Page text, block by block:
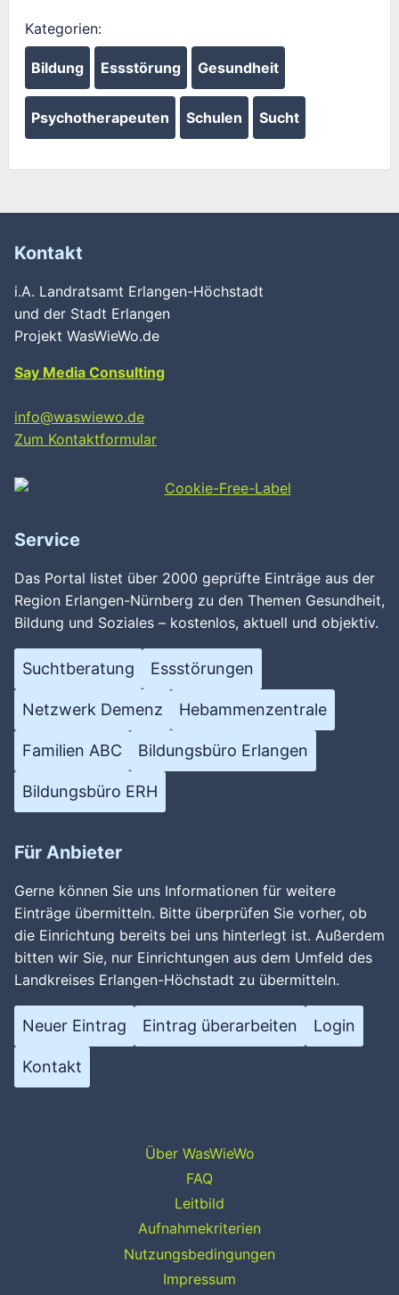
Kategorien:
Bildung Essstörung Gesundheit
Psychotherapeuten Schulen Sucht
Kontakt
i.A. Landratsamt Erlangen-Höchstadt
und der Stadt Erlangen
Projekt WasWieWo.de
Say Media Consulting
info@waswiewo.de
Zum Kontaktformular
Service
Das Portal listet über 2000 geprüfte Einträge aus der
Region Erlangen-Nürnberg zu den Themen Gesundheit,
Bildung und Soziales – kostenlos, aktuell und objektiv.
Suchtberatung Essstörungen
Netzwerk Demenz Hebammenzentrale
Familien ABC Bildungsbüro Erlangen
Bildungsbüro ERH
Für Anbieter
Gerne können Sie uns Informationen für weitere
Einträge übermitteln. Bitte überprüfen Sie vorher, ob
die Einrichtung bereits bei uns hinterlegt ist. Außerdem
bitten wir Sie, nur Einrichtungen aus dem Umfeld des
Landkreises Erlangen-Höchstadt zu übermitteln.
Neuer Eintrag Eintrag überarbeiten Login
Kontakt
Über WasWieWo
FAQ
Leitbild
Aufnahmekriterien
Nutzungsbedingungen
Impressum